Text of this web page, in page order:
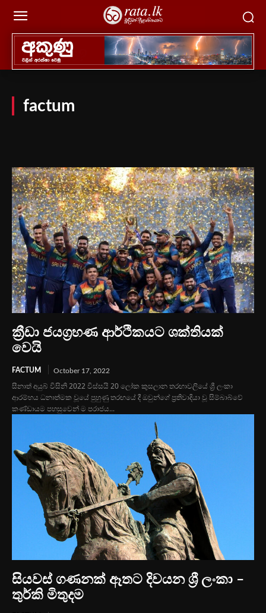
factum
ක්‍රීඩා ජයග්‍රහණ ආර්ථිකයට ශක්තියක්
වෙයි
FACTUM October 17, 2022
සීනාත් අයුබ් විසිනි 2022 විස්සයි 20 ලෝක කුසලාන තරඟාවලියේ ශ්‍රී ලංකා
ආරම්භය ධනාත්මක වූයේ පුහුණු තරඟයේ දී ඔවුන්ගේ ප්‍රතිවාදියා වූ සිම්බාබ්වේ
කණ්ඩායම පහසුවෙන් ම පරාජය...
සියවස් ගණනක් ඈතට දිවයන ශ්‍රී ලංකා –
තුර්කි මිතුදම